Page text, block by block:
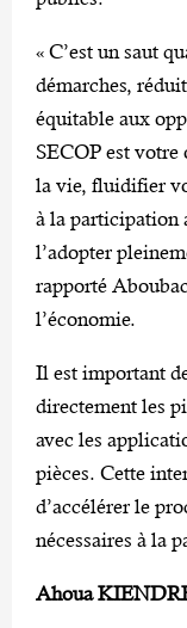
« C’est un saut
démarches,
équitable aux
SECOP est
la vie, fluidifier
à la participation
l’adopter
rapporté
l’économie.
Il est important
directement les
avec les
pièces. Cette
d’accélérer le
nécessaires à la
Ahoua